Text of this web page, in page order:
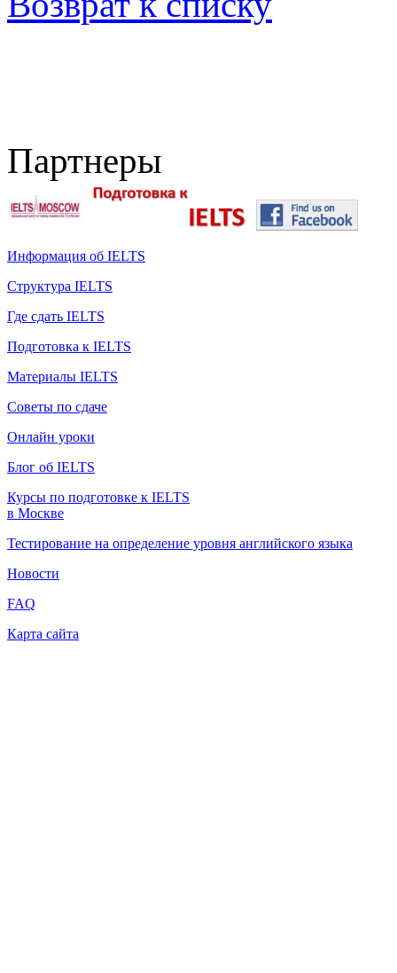
Партнеры
Информация об IELTS
Структура IELTS
Где сдать IELTS
Подготовка к IELTS
Материалы IELTS
Советы по сдаче
Онлайн уроки
Блог об IELTS
Курсы по подготовке к IELTS
в Москве
Тестирование на определение уровня английского языка
Новости
FAQ
Карта сайта